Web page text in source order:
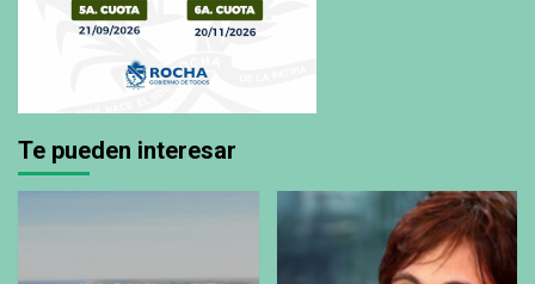
Te pueden interesar